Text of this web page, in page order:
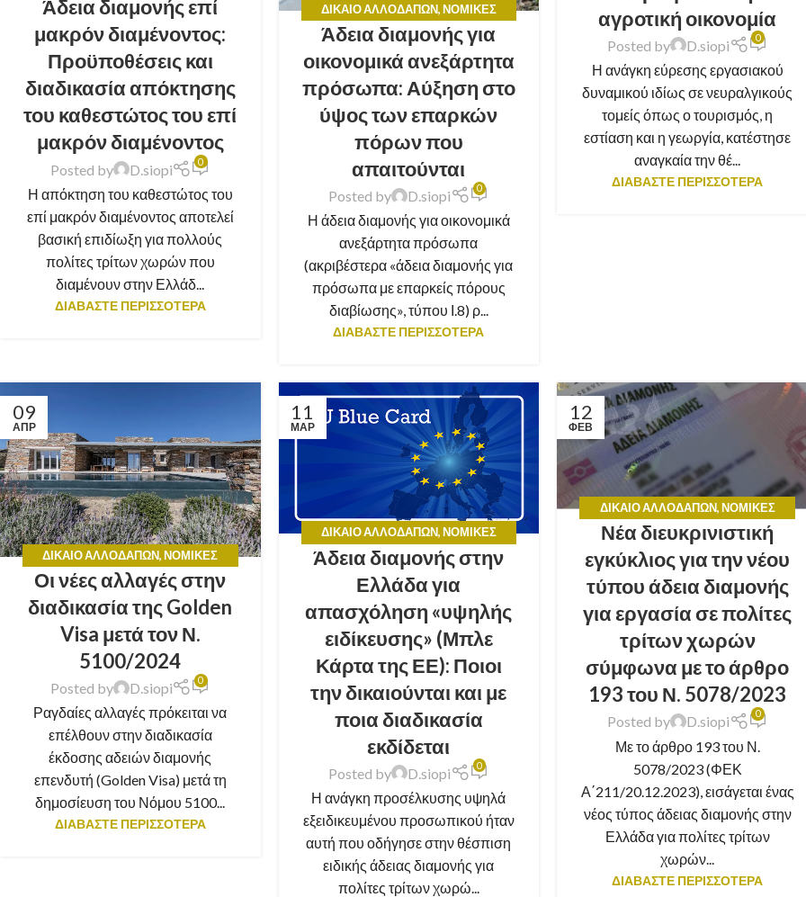
ΣΥΜΒΟΥΛΈΣ
Άδεια διαμονής επί
μακρόν διαμένοντος:
Προϋποθέσεις και
διαδικασία απόκτησης
του καθεστώτος του επί
μακρόν διαμένοντος
Posted by D.siopi 0
Η απόκτηση του καθεστώτος του
επί μακρόν διαμένοντος αποτελεί
βασική επιδίωξη για πολλούς
πολίτες τρίτων χωρών που
διαμένουν στην Ελλάδ...
ΔΙΑΒΑΣΤΕ ΠΕΡΙΣΣΟΤΕΡΑ
ΔΊΚΑΙΟ ΑΛΛΟΔΑΠΏΝ,ΝΟΜΙΚΈΣ
ΣΥΜΒΟΥΛΈΣ
Άδεια διαμονής για
οικονομικά ανεξάρτητα
πρόσωπα: Αύξηση στο
ύψος των επαρκών
πόρων που
απαιτούνται
Posted by D.siopi 0
Η άδεια διαμονής για οικονομικά
ανεξάρτητα πρόσωπα
(ακριβέστερα «άδεια διαμονής για
πρόσωπα με επαρκείς πόρους
διαβίωσης», τύπου Ι.8) ρ...
ΔΙΑΒΑΣΤΕ ΠΕΡΙΣΣΟΤΕΡΑ
αγροτική οικονομία
Posted by D.siopi 0
Η ανάγκη εύρεσης εργασιακού
δυναμικού ιδίως σε νευραλγικούς
τομείς όπως ο τουρισμός, η
εστίαση και η γεωργία, κατέστησε
αναγκαία την θέ...
ΔΙΑΒΑΣΤΕ ΠΕΡΙΣΣΟΤΕΡΑ
09
ΑΠΡ
ΔΊΚΑΙΟ ΑΛΛΟΔΑΠΏΝ,ΝΟΜΙΚΈΣ
ΣΥΜΒΟΥΛΈΣ
Οι νέες αλλαγές στην
διαδικασία της Golden
Visa μετά τον Ν.
5100/2024
Posted by D.siopi 0
Ραγδαίες αλλαγές πρόκειται να
επέλθουν στην διαδικασία
έκδοσης αδειών διαμονής
επενδυτή (Golden Visa) μετά τη
δημοσίευση του Νόμου 5100...
ΔΙΑΒΑΣΤΕ ΠΕΡΙΣΣΟΤΕΡΑ
11
ΜΑΡ
ΔΊΚΑΙΟ ΑΛΛΟΔΑΠΏΝ,ΝΟΜΙΚΈΣ
ΣΥΜΒΟΥΛΈΣ
Άδεια διαμονής στην
Ελλάδα για
απασχόληση «υψηλής
ειδίκευσης» (Μπλε
Κάρτα της ΕΕ): Ποιοι
την δικαιούνται και με
ποια διαδικασία
εκδίδεται
Posted by D.siopi 0
Η ανάγκη προσέλκυσης υψηλά
εξειδικευμένου προσωπικού ήταν
αυτή που οδήγησε στην θέσπιση
ειδικής άδειας διαμονής για
πολίτες τρίτων χωρώ...
12
ΦΕΒ
ΔΊΚΑΙΟ ΑΛΛΟΔΑΠΏΝ,ΝΟΜΙΚΈΣ
ΣΥΜΒΟΥΛΈΣ
Νέα διευκρινιστική
εγκύκλιος για την νέου
τύπου άδεια διαμονής
για εργασία σε πολίτες
τρίτων χωρών
σύμφωνα με το άρθρο
193 του Ν. 5078/2023
Posted by D.siopi 0
Με το άρθρο 193 του Ν.
5078/2023 (ΦΕΚ
Α΄211/20.12.2023), εισάγεται ένας
νέος τύπος άδειας διαμονής στην
Ελλάδα για πολίτες τρίτων
χωρών...
ΔΙΑΒΑΣΤΕ ΠΕΡΙΣΣΟΤΕΡΑ